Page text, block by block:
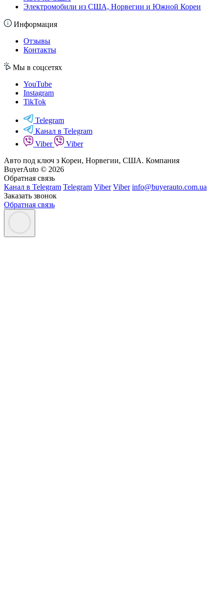
Электромобили из США, Норвегии и Южной Кореи
Информация
Отзывы
Контакты
Мы в соцсетях
YouTube
Instagram
TikTok
Telegram
Канал в Telegram
Viber
Viber
Авто под ключ з Кореи, Норвегии, США. Компания
BuyerAuto © 2026
Обратная связь
Канал в Telegram Telegram Viber Viber info@buyerauto.com.ua
Заказать звонок
Обратная связь